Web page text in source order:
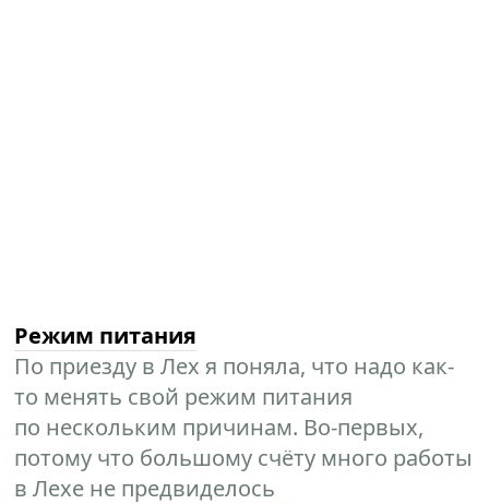
Режим питания
По приезду в Лех я поняла, что надо как-
то менять свой режим питания
по нескольким причинам. Во-первых,
потому что большому счёту много работы
в Лехе не предвиделось